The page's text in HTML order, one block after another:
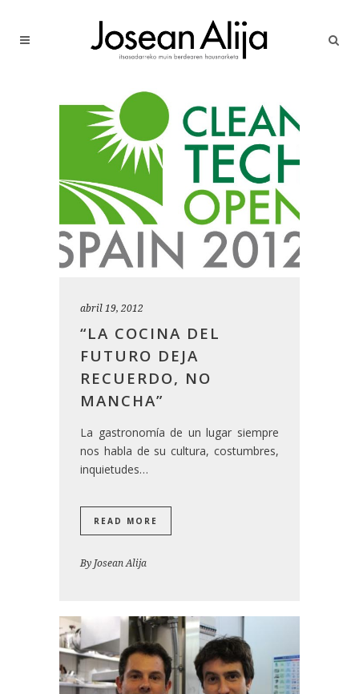
abril 19, 2012
“LA COCINA DEL
FUTURO DEJA
RECUERDO, NO
MANCHA”
La gastronomía de un lugar siempre
nos habla de su cultura, costumbres,
inquietudes…
READ MORE
By Josean Alija